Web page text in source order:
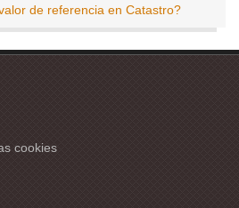
de referencia en Catastro?
cookies